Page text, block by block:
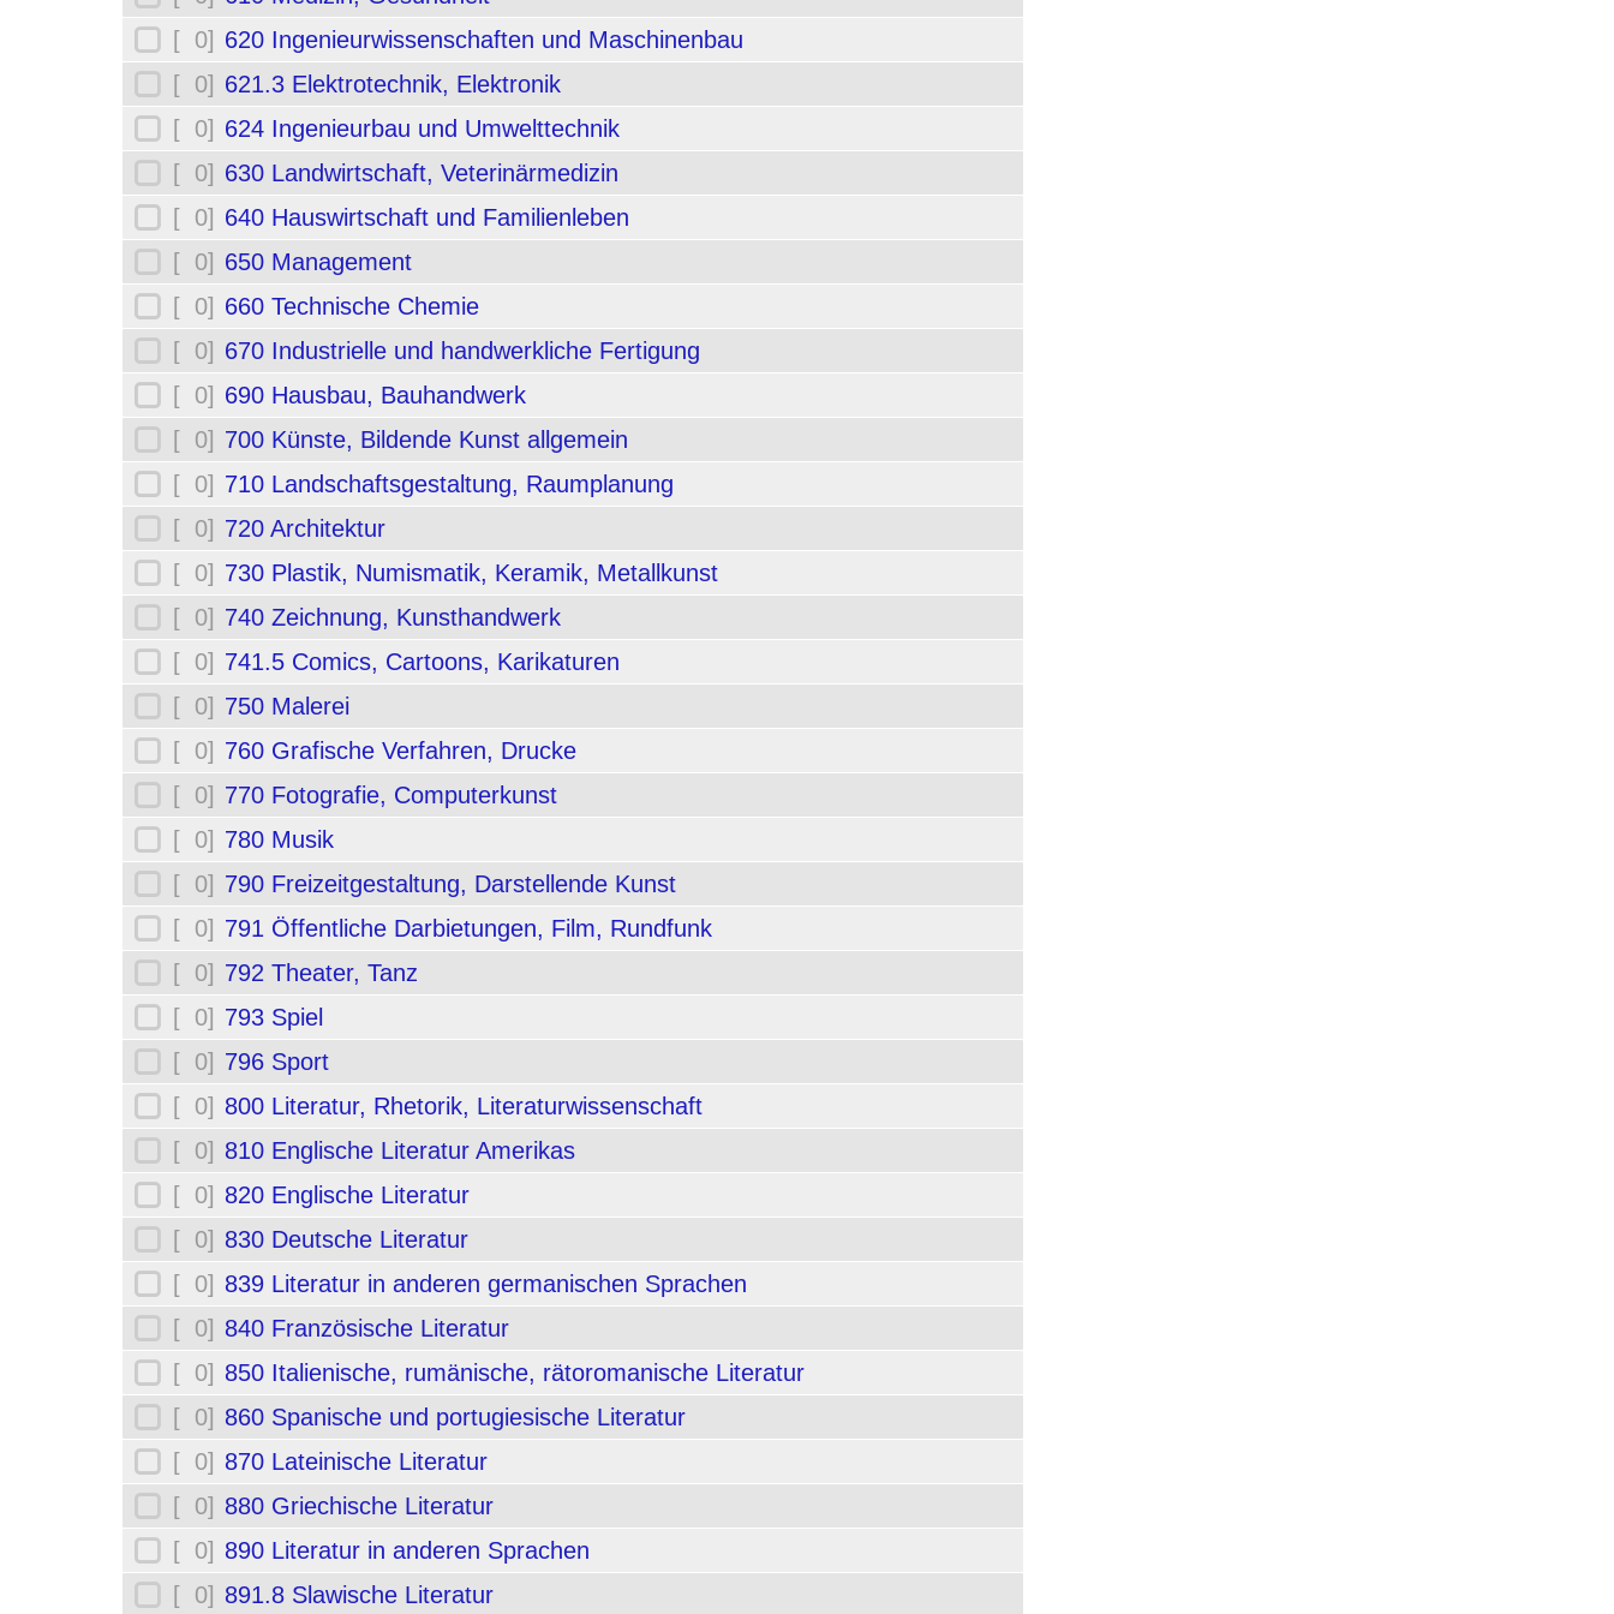
[ 0] 620 Ingenieurwissenschaften und Maschinenbau
[ 0] 621.3 Elektrotechnik, Elektronik
[ 0] 624 Ingenieurbau und Umwelttechnik
[ 0] 630 Landwirtschaft, Veterinärmedizin
[ 0] 640 Hauswirtschaft und Familienleben
[ 0] 650 Management
[ 0] 660 Technische Chemie
[ 0] 670 Industrielle und handwerkliche Fertigung
[ 0] 690 Hausbau, Bauhandwerk
[ 0] 700 Künste, Bildende Kunst allgemein
[ 0] 710 Landschaftsgestaltung, Raumplanung
[ 0] 720 Architektur
[ 0] 730 Plastik, Numismatik, Keramik, Metallkunst
[ 0] 740 Zeichnung, Kunsthandwerk
[ 0] 741.5 Comics, Cartoons, Karikaturen
[ 0] 750 Malerei
[ 0] 760 Grafische Verfahren, Drucke
[ 0] 770 Fotografie, Computerkunst
[ 0] 780 Musik
[ 0] 790 Freizeitgestaltung, Darstellende Kunst
[ 0] 791 Öffentliche Darbietungen, Film, Rundfunk
[ 0] 792 Theater, Tanz
[ 0] 793 Spiel
[ 0] 796 Sport
[ 0] 800 Literatur, Rhetorik, Literaturwissenschaft
[ 0] 810 Englische Literatur Amerikas
[ 0] 820 Englische Literatur
[ 0] 830 Deutsche Literatur
[ 0] 839 Literatur in anderen germanischen Sprachen
[ 0] 840 Französische Literatur
[ 0] 850 Italienische, rumänische, rätoromanische Literatur
[ 0] 860 Spanische und portugiesische Literatur
[ 0] 870 Lateinische Literatur
[ 0] 880 Griechische Literatur
[ 0] 890 Literatur in anderen Sprachen
[ 0] 891.8 Slawische Literatur